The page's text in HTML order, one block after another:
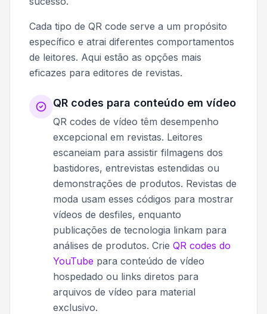
Cada tipo de QR code serve a um propósito
específico e atrai diferentes comportamentos
de leitores. Aqui estão as opções mais
eficazes para editores de revistas.
QR codes para conteúdo em vídeo
QR codes de vídeo têm desempenho
excepcional em revistas. Leitores
escaneiam para assistir filmagens dos
bastidores, entrevistas estendidas ou
demonstrações de produtos. Revistas de
moda usam esses códigos para mostrar
vídeos de desfiles, enquanto
publicações de tecnologia linkam para
análises de produtos. Crie QR codes do
YouTube para conteúdo de vídeo
hospedado ou links diretos para
arquivos de vídeo para material
exclusivo.